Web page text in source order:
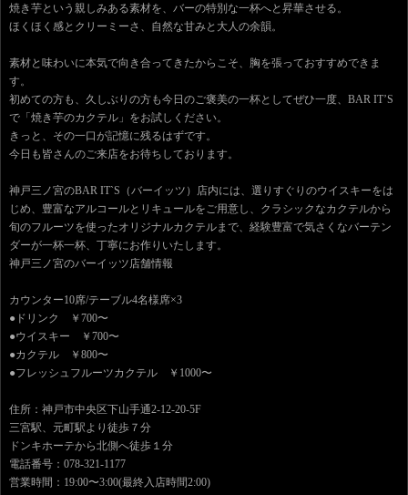
焼き芋という親しみある素材を、バーの特別な一杯へと昇華させる。
ほくほく感とクリーミーさ、自然な甘みと大人の余韻。
素材と味わいに本気で向き合ってきたからこそ、胸を張っておすすめできま
す。
初めての方も、久しぶりの方も今日のご褒美の一杯としてぜひ一度、BAR IT’S
で「焼き芋のカクテル」をお試しください。
きっと、その一口が記憶に残るはずです。
今日も皆さんのご来店をお待ちしております。
神戸三ノ宮のBAR IT`S（バーイッツ）店内には、選りすぐりのウイスキーをは
じめ、豊富なアルコールとリキュールをご用意し、クラシックなカクテルから
旬のフルーツを使ったオリジナルカクテルまで、経験豊富で気さくなバーテン
ダーが一杯一杯、丁寧にお作りいたします。
神戸三ノ宮のバーイッツ店舗情報
カウンター10席/テーブル4名様席×3
●ドリンク ￥700〜
●ウイスキー ￥700〜
●カクテル ￥800〜
●フレッシュフルーツカクテル ￥1000〜
住所：神戸市中央区下山手通2-12-20-5F
三宮駅、元町駅より徒歩７分
ドンキホーテから北側へ徒歩１分
電話番号：078-321-1177
営業時間：19:00〜3:00(最終入店時間2:00)